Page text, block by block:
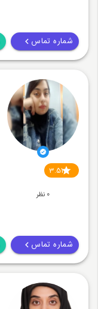
شماره تماس
3.51
0 نظر
شماره تماس